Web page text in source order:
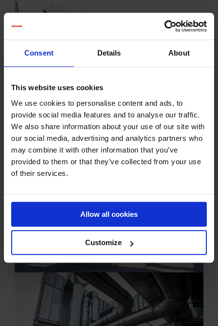
Consent Details About
This website uses cookies
We use cookies to personalise content and ads, to
provide social media features and to analyse our traffic.
We also share information about your use of our site with
our social media, advertising and analytics partners who
may combine it with other information that you’ve
provided to them or that they’ve collected from your use
of their services.
Allow all cookies
Customize